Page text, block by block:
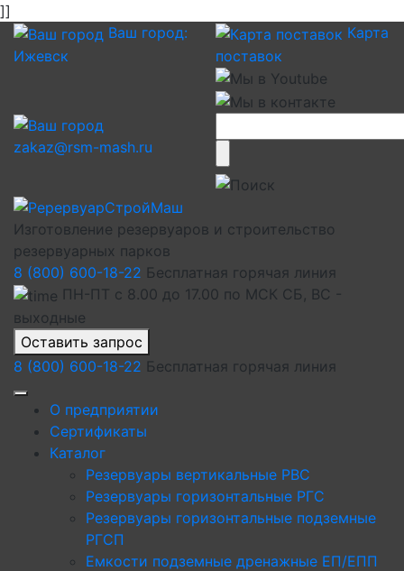
]]
Ваш город:
Ижевск
Карта
поставок
zakaz@rsm-mash.ru
Изготовление резервуаров и строительство
резервуарных парков
8 (800) 600-18-22 Бесплатная горячая линия
ПН-ПТ с 8.00 до 17.00 по МСК СБ, ВС -
выходные
Оставить запрос
8 (800) 600-18-22 Бесплатная горячая линия
О предприятии
Сертификаты
Каталог
Резервуары вертикальные РВС
Резервуары горизонтальные РГС
Резервуары горизонтальные подземные
РГСП
Емкости подземные дренажные ЕП/ЕПП